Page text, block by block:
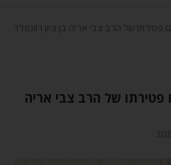
פטירתו של הרב צבי אריה בן ציון רוזנפלד
פטירתו של הרב צבי אריה